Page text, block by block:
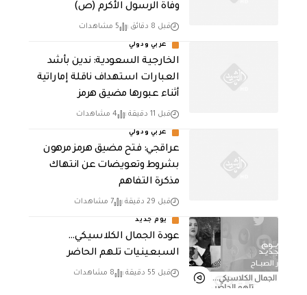
وفاة الرسول الأكرم (ص)
قبل 8 دقائق 5 مشاهدات
عربي ودولي
‏الخارجية السعودية: ندين بأشد
العبارات استهداف ناقلة إماراتية
أثناء عبورها مضيق هرمز
قبل 11 دقيقة 4 مشاهدات
عربي ودولي
عراقجي: فتح مضيق هرمز مرهون
بشروط وتعويضات عن انتهاك
مذكرة التفاهم
قبل 29 دقيقة 7 مشاهدات
يوم جديد
عودة الجمال الكلاسيكي…
السبعينيات تلهم الحاضر
قبل 55 دقيقة 8 مشاهدات